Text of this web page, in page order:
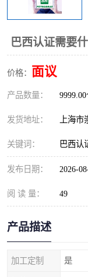
巴西认证需要
价格： 面议
产品数量：
发货地址： 上海市
关键词： 巴西认
发布日期： 2026-
阅 读 量： 49
产品描述
加工定制 是